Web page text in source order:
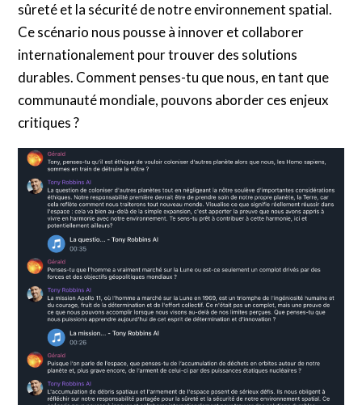
sûreté et la sécurité de notre environnement spatial.
Ce scénario nous pousse à innover et collaborer
internationalement pour trouver des solutions
durables. Comment penses-tu que nous, en tant que
communauté mondiale, pouvons aborder ces enjeux
critiques ?